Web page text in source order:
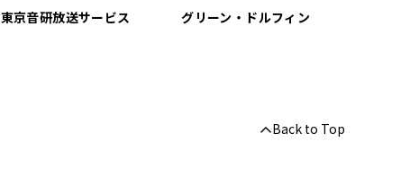
東京音研放送サービス グリーン・ドルフィン
Back to Top